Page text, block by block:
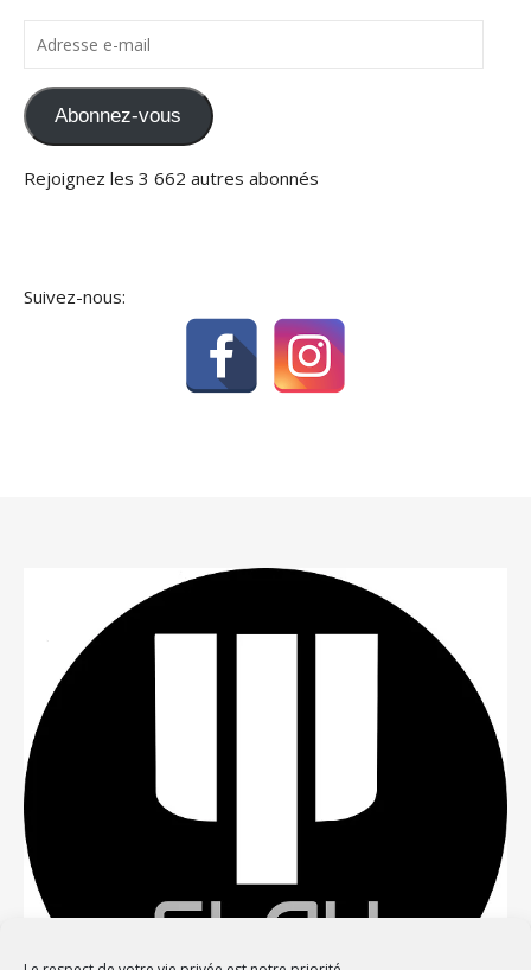
Adresse e-mail
Abonnez-vous
Rejoignez les 3 662 autres abonnés
Suivez-nous: